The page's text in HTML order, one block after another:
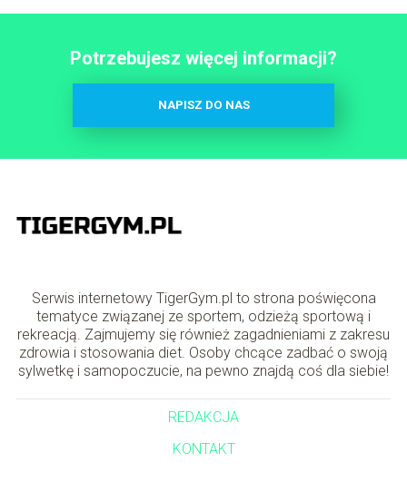
Potrzebujesz więcej informacji?
NAPISZ DO NAS
Serwis internetowy TigerGym.pl to strona poświęcona
tematyce związanej ze sportem, odzieżą sportową i
rekreacją. Zajmujemy się również zagadnieniami z zakresu
zdrowia i stosowania diet. Osoby chcące zadbać o swoją
sylwetkę i samopoczucie, na pewno znajdą coś dla siebie!
REDAKCJA
KONTAKT